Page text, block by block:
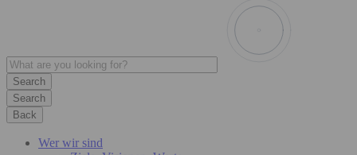
Search
Back
Wer wir sind